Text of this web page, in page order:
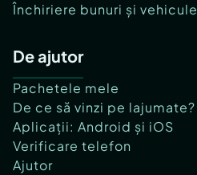
Închiriere bunuri și vehicule
De ajutor
Pachetele mele
De ce să vinzi pe lajumate?
Aplicații: Android și iOS
Verificare telefon
Ajutor